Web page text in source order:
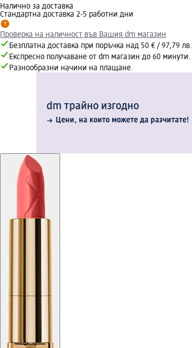
Налично за доставка
Стандартна доставка 2-5 работни дни
Проверка на наличност във Вашия dm магазин
Безплатна доставка при поръчка над 50 € / 97,79 лв.
Експресно получаване от dm магазин до 60 минути.
Разнообразни начини на плащане.
dm трайно изгодно
Цени, на които можете да разчитате!